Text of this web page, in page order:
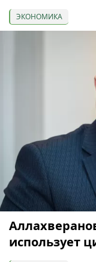
ЭКОНОМИКА
использует